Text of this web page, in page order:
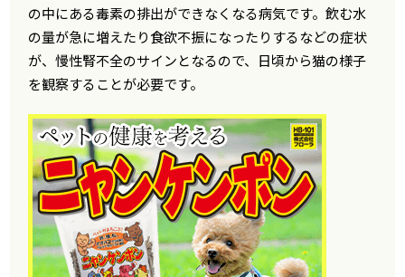
の中にある毒素の排出ができなくなる病気です。飲む水
の量が急に増えたり食欲不振になったりするなどの症状
が、慢性腎不全のサインとなるので、日頃から猫の様子
を観察することが必要です。